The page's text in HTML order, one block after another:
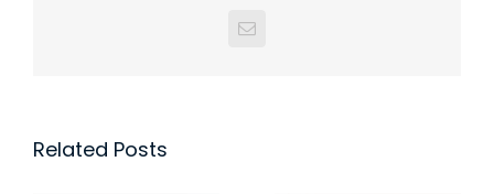
Email
Related Posts